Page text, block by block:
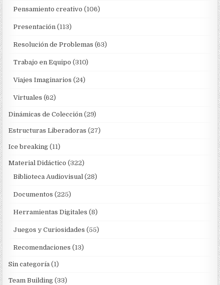
Pensamiento creativo (106)
Presentación (113)
Resolución de Problemas (63)
Trabajo en Equipo (310)
Viajes Imaginarios (24)
Virtuales (62)
Dinámicas de Colección (29)
Estructuras Liberadoras (27)
Ice breaking (11)
Material Didáctico (322)
Biblioteca Audiovisual (28)
Documentos (225)
Herramientas Digitales (8)
Juegos y Curiosidades (55)
Recomendaciones (13)
Sin categoría (1)
Team Building (33)